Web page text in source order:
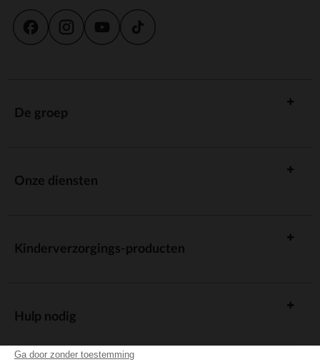
Ga door zonder toestemming
De groep
Onze diensten
Kinderverzorgings-producten
Hulp nodig